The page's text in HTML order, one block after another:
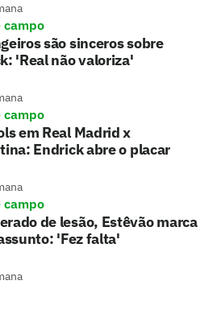
campo
são sinceros sobre
'Real não valoriza'
campo
em Real Madrid x
Endrick abre o placar
campo
de lesão, Estêvão marca
'Fez falta'